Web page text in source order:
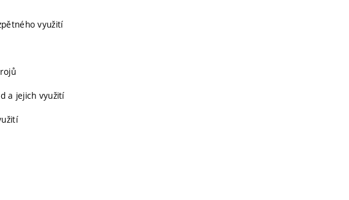
využití
a jejich využití